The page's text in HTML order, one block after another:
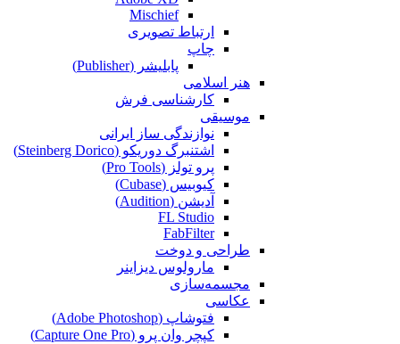
Mischief
ارتباط تصویری
چاپ
پابلیشر (Publisher)
هنر اسلامی
کارشناسی فرش
موسیقی
نوازندگی ساز ایرانی
اشتنبرگ دوریکو (Steinberg Dorico)
پرو تولز (Pro Tools)
کیوبیس (Cubase‎)
آدیشن (Audition)
FL Studio
FabFilter
طراحی و دوخت
مارولوس دیزاینر
مجسمه‌سازی‌
عکاسی
فتوشاپ (Adobe Photoshop)
کپچر وان پرو (Capture One Pro)